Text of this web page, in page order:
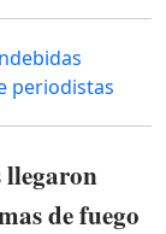
periodistas
llegaron
de fuego